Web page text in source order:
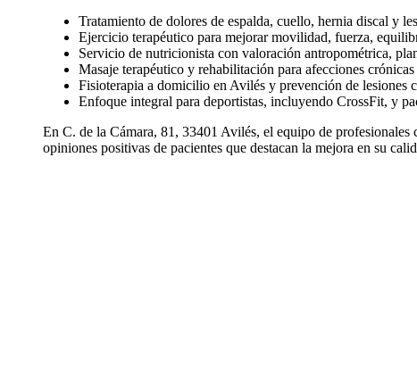
Tratamiento de dolores de espalda, cuello, hernia discal y
Ejercicio terapéutico para mejorar movilidad, fuerza,
Servicio de nutricionista con valoración antropométrica,
Masaje terapéutico y rehabilitación para afecciones
Fisioterapia a domicilio en Avilés y prevención de lesiones
Enfoque integral para deportistas, incluyendo CrossFit, y
En C. de la Cámara, 81, 33401 Avilés, el equipo de
opiniones positivas de pacientes que destacan la mejora en su